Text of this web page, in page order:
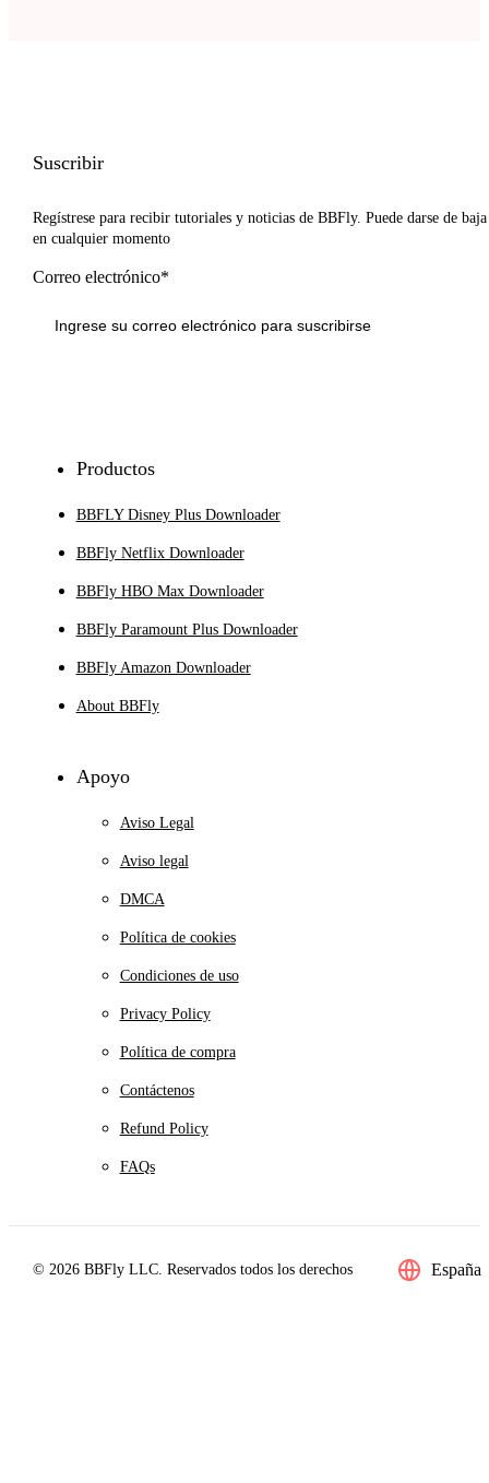
Suscribir
Regístrese para recibir tutoriales y noticias de BBFly. Puede darse de baja
en cualquier momento
Correo electrónico*
Productos
BBFLY Disney Plus Downloader
BBFly Netflix Downloader
BBFly HBO Max Downloader
BBFly Paramount Plus Downloader
BBFly Amazon Downloader
About BBFly
Apoyo
Aviso Legal
Aviso legal
DMCA
Política de cookies
Condiciones de uso
Privacy Policy
Política de compra
Contáctenos
Refund Policy
FAQs
© 2026 BBFly LLC. Reservados todos los derechos España